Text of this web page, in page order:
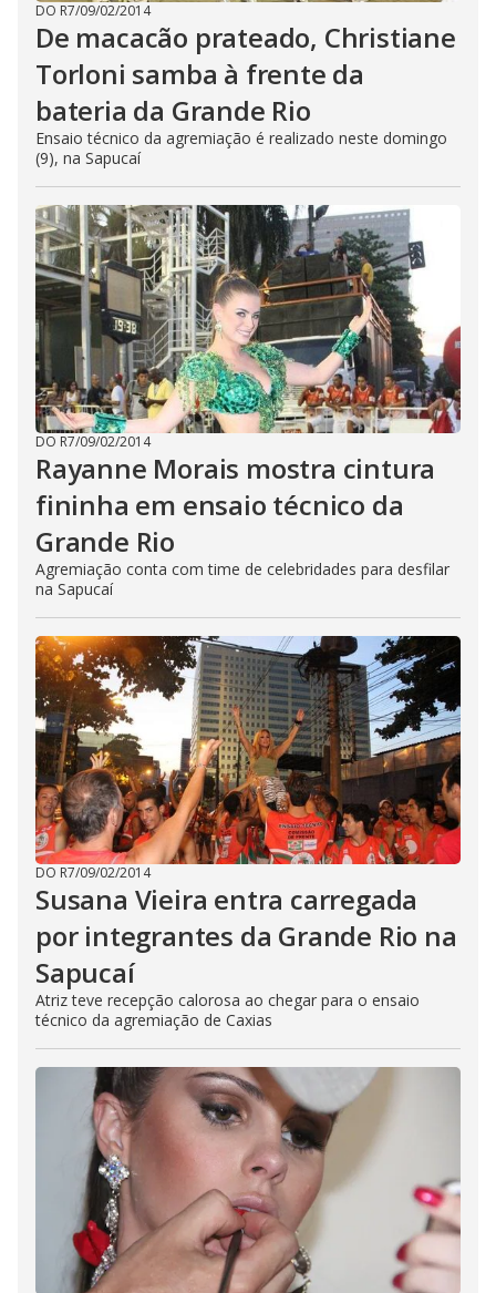
DO R7/09/02/2014
De macacão prateado, Christiane
Torloni samba à frente da
bateria da Grande Rio
Ensaio técnico da agremiação é realizado neste domingo
(9), na Sapucaí
DO R7/09/02/2014
Rayanne Morais mostra cintura
fininha em ensaio técnico da
Grande Rio
Agremiação conta com time de celebridades para desfilar
na Sapucaí
DO R7/09/02/2014
Susana Vieira entra carregada
por integrantes da Grande Rio na
Sapucaí
Atriz teve recepção calorosa ao chegar para o ensaio
técnico da agremiação de Caxias